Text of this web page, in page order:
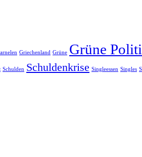
Griechenland Grüne Grüne
Schulden Schuldenkrise Singleessen Singles